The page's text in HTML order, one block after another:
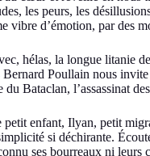
les peurs, les
vibre d’émotion, par des
hélas, la longue litanie
Poullain nous
Bataclan, l’assassinat
enfant, Ilyan, petit
si déchirante.
ses bourreaux ni